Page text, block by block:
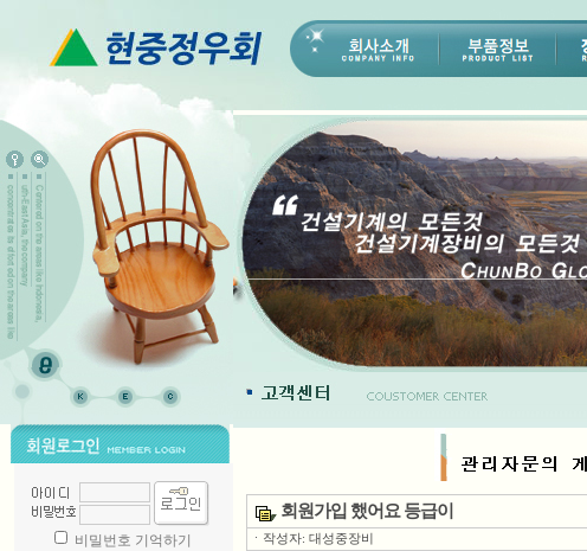
회원가입 했어요 등급이
ㆍ작성자: 대성중장비